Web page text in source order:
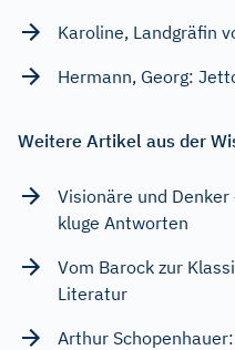
Karoline, Landgräfin
Hermann, Georg:
Weitere Artikel aus der
Visionäre und
kluge Antworten
Vom Barock zur
Literatur
Arthur